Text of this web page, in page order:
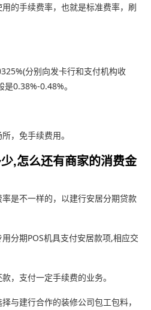
的手续费率，也就是标准费率，刷
分别向发卡行和支付机构收
0.38%-0.48%。
，免手续费用。
,怎么还有商家的消费金
是不一样的，以建行安居分期贷款
分期POS机具支付安居款项,相应交
，支付一定手续费的业务。
与建行合作的装修公司包工包料，